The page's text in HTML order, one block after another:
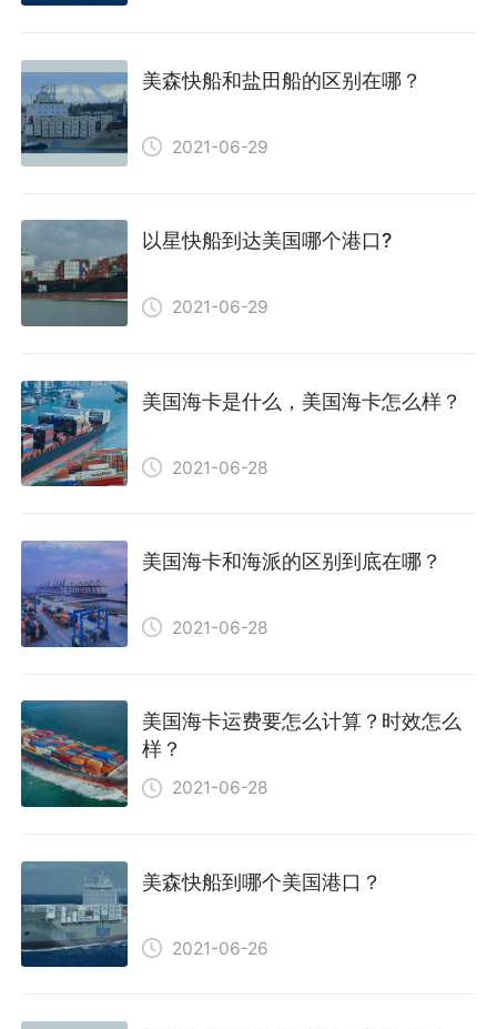
美森快船和盐田船的区别在哪？
2021-06-29
以星快船到达美国哪个港口?
2021-06-29
美国海卡是什么，美国海卡怎么样？
2021-06-28
美国海卡和海派的区别到底在哪？
2021-06-28
美国海卡运费要怎么计算？时效怎么
样？
2021-06-28
美森快船到哪个美国港口？
2021-06-26